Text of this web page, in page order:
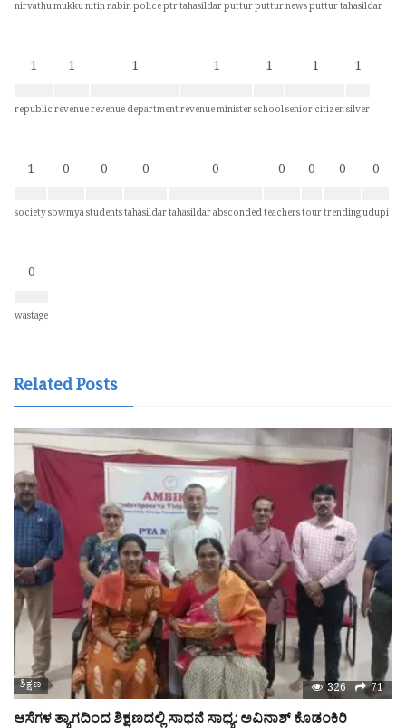
nirvathu mukkunitin nabinpoliceptr tahasildarputturputtur newsputtur tahasildar
1
republic
1
revenue
1
revenue department
1
revenue minister
1
school
1
senior citizen
1
silver
1
society
0
sowmya
0
students
0
tahasildar
0
tahasildar absconded
0
teachers
0
tour
0
trending
0
udupi
0
wastage
Related Posts
ಶಿಕ್ಷಣ 326 71
ಆಸೆಗಳ ತ್ಯಾಗದಿಂದ ಶಿಕ್ಷಣದಲ್ಲಿ ಸಾಧನೆ ಸಾಧ್ಯ: ಅವಿನಾಶ್ ಕೊಡಂಕಿರಿ